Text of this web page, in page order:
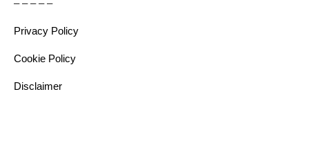
– – – – –
Privacy Policy
Cookie Policy
Disclaimer